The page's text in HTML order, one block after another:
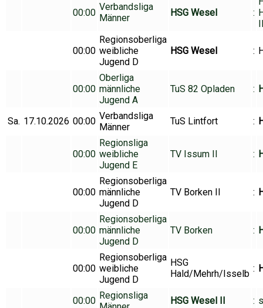
00:00
Verbandsliga
Männer
HSG Wesel :
00:00
Regionsoberliga
weibliche
Jugend D
HSG Wesel :
00:00
Oberliga
männliche
Jugend A
TuS 82 Opladen :
Sa. 17.10.2026 00:00 Verbandsliga
Männer
TuS Lintfort :
00:00
Regionsliga
weibliche
Jugend E
TV Issum II :
00:00
Regionsoberliga
männliche
Jugend D
TV Borken II :
00:00
Regionsoberliga
männliche
Jugend D
TV Borken :
00:00
Regionsoberliga
weibliche
Jugend D
HSG
Hald/Mehrh/Isselb :
00:00 Regionsliga
HSG Wesel II :